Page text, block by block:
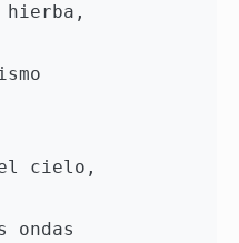
hierba,
el cielo,
ondas